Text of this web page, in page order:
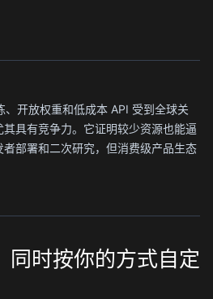
开放权重和低成本 API 受到全球关
具有竞争力。它证明较少资源也能逼
部署和二次研究，但消费级产品生态
同时按你的方式自定